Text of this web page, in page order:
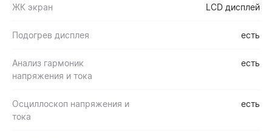
ЖК экран LCD дисплей
Подогрев дисплея есть
Анализ гармоник
напряжения и тока
есть
Осциллоскоп напряжения и
тока
есть